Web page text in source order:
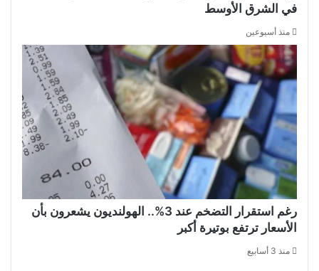
في الشرق الأوسط
منذ أسبوعين
رغم استقرار التضخم عند 3%.. الهولنديون يشعرون بأن
الأسعار ترتفع بوتيرة أكبر
منذ 3 أسابيع